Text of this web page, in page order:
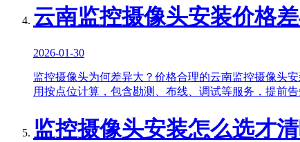
云南监控摄像头安装价格
2026-01-30
监控摄像头为何差异大？价格合理的云南监控摄像头
用按点位计算，包含勘测、布线、调试等服务，提前告
监控摄像头安装怎么选才